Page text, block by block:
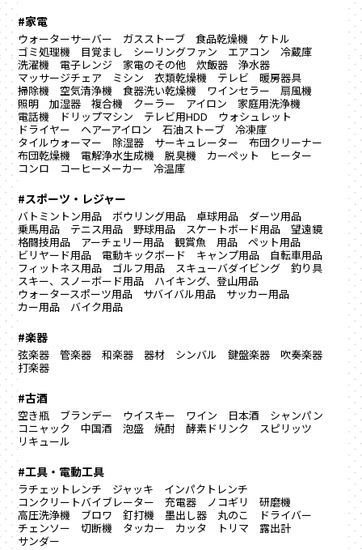
#家電
ウォーターサーバー ガスストーブ 食品乾燥機
ケトル
ゴミ処理機
目覚まし シーリングファン エアコン
冷蔵庫
洗濯機
電子レンジ 家電のその他 炊飯器
浄水器
マッサージチェア
ミシン 衣類乾燥機 テレビ
暖房器具
掃除機
空気清浄機 食器洗い乾燥機 ワインセラー
扇風機
照明
加湿器 複合機 クーラー アイロン
家庭用洗浄機
電話機
ドリップマシン テレビ用HDD
ウォシュレット
ドライヤー
ヘアーアイロン 石油ストーブ
冷凍庫
タイルウォーマー
除湿器 サーキュレーター
布団クリーナー
布団乾燥機
電解浄水生成機 脱臭機 カーペット
ヒーター
コンロ
コーヒーメーカー 冷温庫
#スポーツ・レジャー
バトミントン用品 ボウリング用品 卓球用品
ダーツ用品
乗馬用品
テニス用品 野球用品 スケートボード用品
望遠鏡
格闘技用品
アーチェリー用品 観賞魚 用品
ペット用品
ビリヤード用品
電動キックボード キャンプ用品
自転車用品
フィットネス用品
ゴルフ用品 スキューバダイビング
釣り具
スキー、スノーボード用品
ハイキング、登山用品
ウォータースポーツ用品
サバイバル用品
サッカー用品
カー用品
バイク用品
#楽器
弦楽器 管楽器 和楽器 器材 シンバル 鍵盤楽器
吹奏楽器
打楽器
#古酒
空き瓶 ブランデー ウイスキー ワイン 日本酒
シャンパン
コニャック
中国酒 泡盛 焼酎 酵素ドリンク
スピリッツ
リキュール
#工具・電動工具
ラチェットレンチ ジャッキ
インパクトレンチ
コンクリートバイブレーター
充電器 ノコギリ
研磨機
高圧洗浄機
ブロワ 釘打機 墨出し器 丸のこ
ドライバー
チェンソー
切断機 タッカー カッタ トリマ
露出計
サンダー